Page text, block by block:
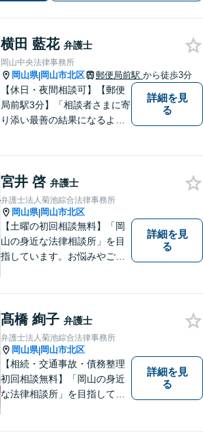
横田 藍花 弁護士
岡山中央法律事務所
岡山県|岡山市北区 郵便局前駅 から徒歩3分
【休日・夜間相談可】【郵便
局前駅3分】「相談者さまに寄
り添い最善の結果になるよう
よる不当な取り調べや身体拘
束から、依頼者さまの利益を
守ります【完全個室相談】
詳細を見
る
宮井 啓 弁護士
弁護士法人菊池綜合法律事務所
岡山県|岡山市北区
【土曜の初回相談無料】「岡
山の身近な法律相談所」を目
指しています。お悩みやご不
でも構いません。お気軽にご
相談ください。【土曜日も受
付可能】【専用駐車場あり】
詳細を見
る
髙橋 絢子 弁護士
弁護士法人菊池綜合法律事務所
岡山県|岡山市北区
【相続・交通事故・債務整理
初回相談無料】「岡山の身近
な法律相談所」を目指してい
詳細を見
る